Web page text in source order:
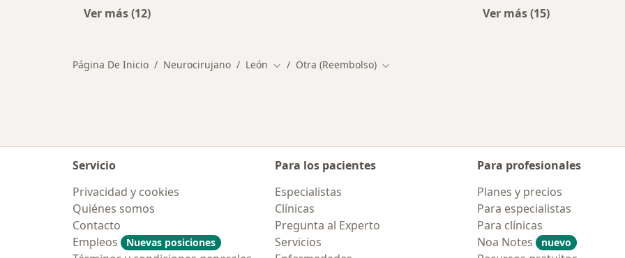
Ver más (12)
Ver más (15)
Página De Inicio Neurocirujano León Cambiar de ciudad
Otra (Reembolso) Cambiar de ciudad
Servicio
Privacidad y cookies
Quiénes somos
Contacto
Empleos
Nuevas posiciones
Para los pacientes
Especialistas
Clínicas
Pregunta al Experto
Servicios
Para profesionales
Planes y precios
Para especialistas
Para clínicas
Noa Notes
nuevo